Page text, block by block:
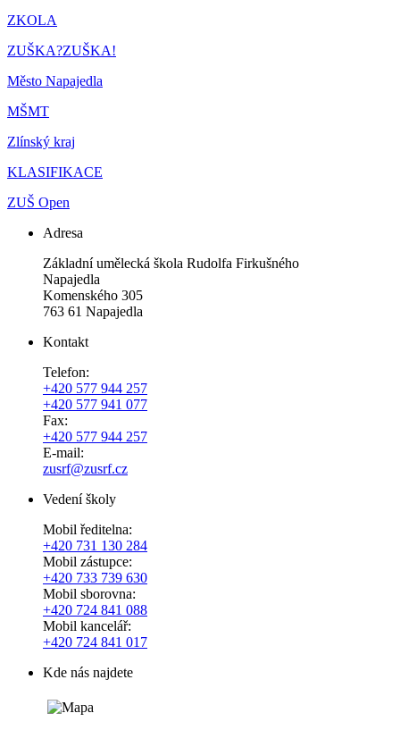
ZKOLA
ZUŠKA?ZUŠKA!
Město Napajedla
MŠMT
Zlínský kraj
KLASIFIKACE
ZUŠ Open
Adresa
Základní umělecká škola Rudolfa Firkušného
Napajedla
Komenského 305
763 61 Napajedla
Kontakt
Telefon:
+420 577 944 257
+420 577 941 077
Fax:
+420 577 944 257
E-mail:
zusrf@zusrf.cz
Vedení školy
Mobil ředitelna:
+420 731 130 284
Mobil zástupce:
+420 733 739 630
Mobil sborovna:
+420 724 841 088
Mobil kancelář:
+420 724 841 017
Kde nás najdete